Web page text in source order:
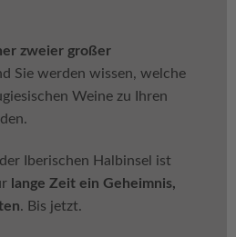
zweier großer
Sie werden wissen, welche
Weine zu Ihren
Iberischen Halbinsel ist
lange Zeit ein Geheimnis,
. Bis jetzt.